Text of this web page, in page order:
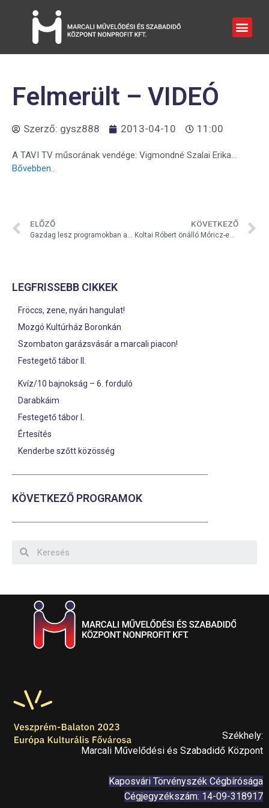
Felmerült – VIDEÓ
Szerző: gysz888 2013-04-10 11:00
A TAVI TV műsorának vendége: Vigmondné Szalai Erika…
Bővebben..
ELŐZŐ
Gazdag lesz programokban a nyár!
KÖVETKEZŐ
Koltai Róbert önálló Móricz-estje
LEGFRISSEBB CIKKEK
Fröccs, zene, nyári hangulat!
Mozgó Kultúrház Boronkán
Szombaton garázsvásár a marcali piacon!
Festegető tábor II.
Kvíz/10 bajnokság – 6. forduló
Darabkáim
Festegető tábor I.
Értesítés
Kenderbe szőtt közösség
KÖVETKEZŐ PROGRAMOK
Székhely:
Marcali Művelődési és Szabadidő Központ
Kaposvári Törvényszék Cégbírósága
Cégjegyzékszám: 14-09-318917